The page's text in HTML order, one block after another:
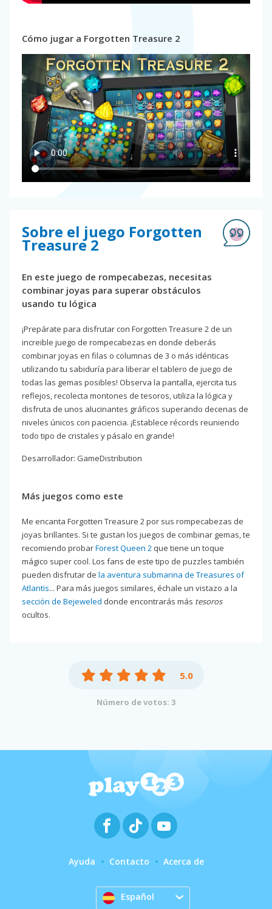
Cómo jugar a Forgotten Treasure 2
Sobre el juego Forgotten
Treasure 2
En este juego de rompecabezas, necesitas
combinar joyas para superar obstáculos
usando tu lógica
¡Prepárate para disfrutar con Forgotten Treasure 2 de un
increible juego de rompecabezas en donde deberás
combinar joyas en filas o columnas de 3 o más idénticas
utilizando tu sabiduría para liberar el tablero de juego de
todas las gemas posibles! Observa la pantalla, ejercita tus
reflejos, recolecta montones de tesoros, utiliza la lógica y
disfruta de unos alucinantes gráficos superando decenas de
niveles únicos con paciencia. ¡Establece récords reuniendo
todo tipo de cristales y pásalo en grande!
Desarrollador: GameDistribution
Más juegos como este
Me encanta Forgotten Treasure 2 por sus rompecabezas de
joyas brillantes. Si te gustan los juegos de combinar gemas, te
recomiendo probarForest Queen 2 que tiene un toque
mágico super cool. Los fans de este tipo de puzzles también
pueden disfrutar de la aventura submarina de Treasures of
Atlantis... Para más juegos similares, échale un vistazo a la
sección de Bejeweled donde encontrarás más tesoros
ocultos.
5.0
Número de votos: 3
Ayuda Contacto Acerca de
Español